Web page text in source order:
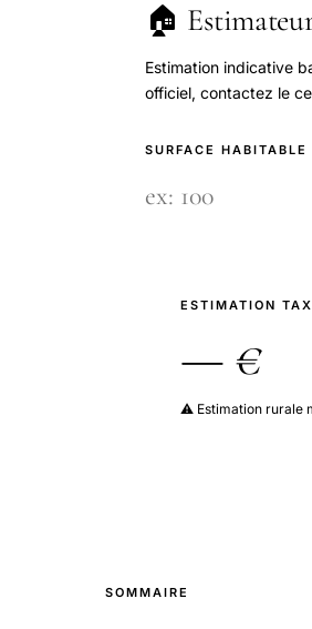
🏠
Estimation indicative
officiel, contactez le
SURFACE HABITABLE
ESTIMATION
— €
⚠️ Estimation rurale
SOMMAIRE